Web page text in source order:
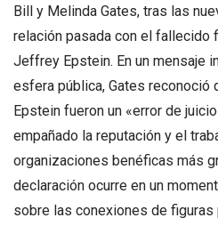
Bill y Melinda Gates, tras las
relación pasada con el fallecido
Jeffrey Epstein. En un mensaje
esfera pública, Gates reconoció
Epstein fueron un «error de
empañado la reputación y el
organizaciones benéficas más
declaración ocurre en un
sobre las conexiones de